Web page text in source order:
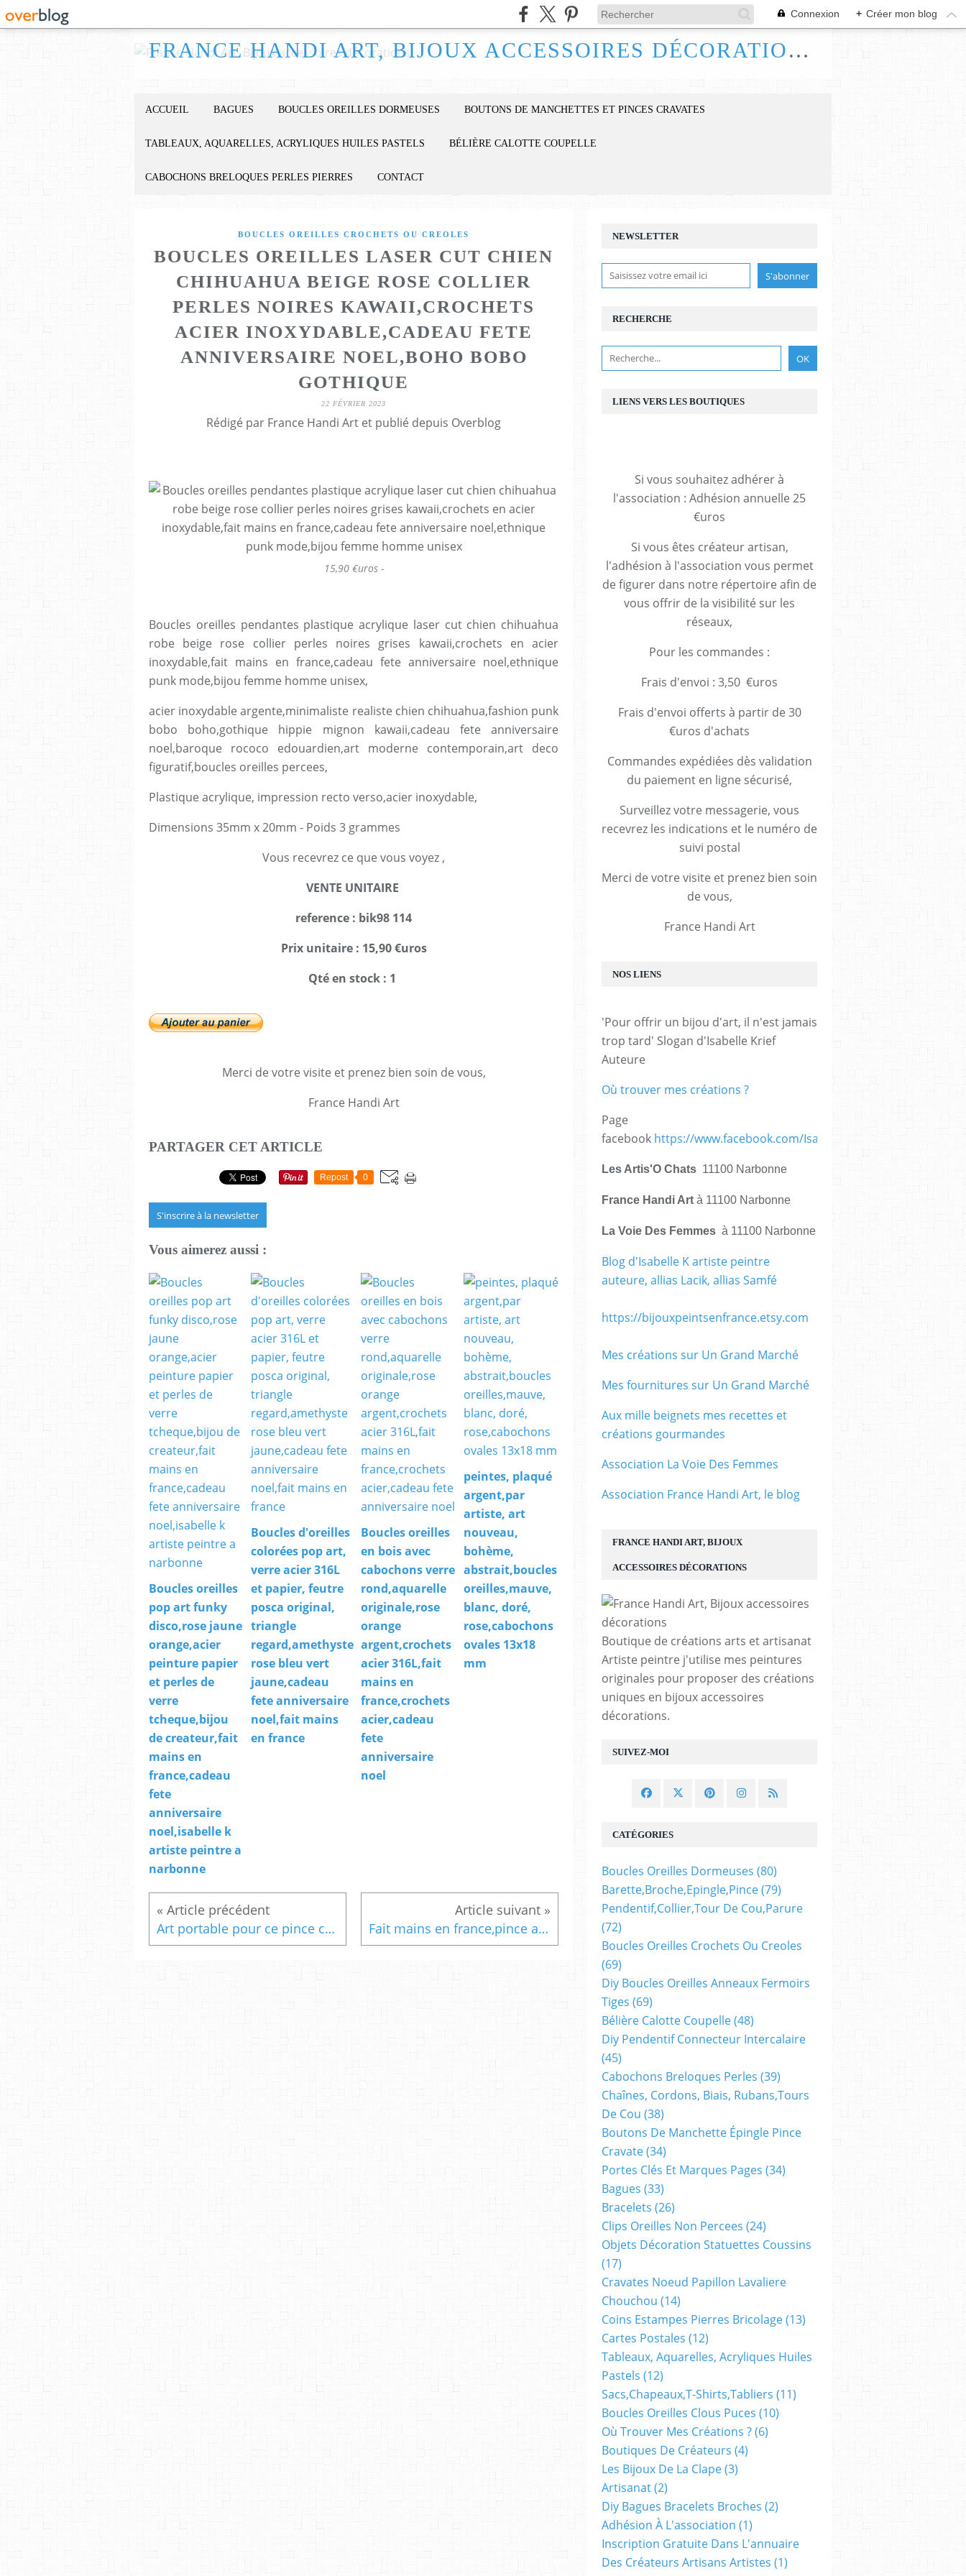
Connexion + Créer mon blog
FRANCE HANDI ART, BIJOUX ACCESSOIRES DÉCORATIONS
ACCUEIL BAGUES BOUCLES OREILLES DORMEUSES BOUTONS DE MANCHETTES ET PINCES CRAVATES
TABLEAUX, AQUARELLES, ACRYLIQUES HUILES PASTELS BÉLIÈRE CALOTTE COUPELLE
CABOCHONS BRELOQUES PERLES PIERRES CONTACT
BOUCLES OREILLES CROCHETS OU CREOLES
BOUCLES OREILLES LASER CUT CHIEN
CHIHUAHUA BEIGE ROSE COLLIER
PERLES NOIRES KAWAII,CROCHETS
ACIER INOXYDABLE,CADEAU FETE
ANNIVERSAIRE NOEL,BOHO BOBO
GOTHIQUE
22 FÉVRIER 2023
Rédigé par France Handi Art et publié depuis Overblog
15,90 €uros -
Boucles oreilles pendantes plastique acrylique laser cut chien chihuahua
robe beige rose collier perles noires grises kawaii,crochets en acier
inoxydable,fait mains en france,cadeau fete anniversaire noel,ethnique
punk mode,bijou femme homme unisex,
acier inoxydable argente,minimaliste realiste chien chihuahua,fashion punk
bobo boho,gothique hippie mignon kawaii,cadeau fete anniversaire
noel,baroque rococo edouardien,art moderne contemporain,art deco
figuratif,boucles oreilles percees,
Plastique acrylique, impression recto verso,acier inoxydable,
Dimensions 35mm x 20mm - Poids 3 grammes
Vous recevrez ce que vous voyez ,
VENTE UNITAIRE
reference : bik98 114
Prix unitaire : 15,90 €uros
Qté en stock : 1
Merci de votre visite et prenez bien soin de vous,
France Handi Art
PARTAGER CET ARTICLE
Repost 0
S'inscrire à la newsletter
Vous aimerez aussi :
Boucles oreilles
pop art funky
disco,rose jaune
orange,acier
peinture papier
et perles de
verre
tcheque,bijou
de createur,fait
mains en
france,cadeau
fete
anniversaire
noel,isabelle k
artiste peintre a
narbonne
Boucles d'oreilles
colorées pop art,
verre acier 316L
et papier, feutre
posca original,
triangle
regard,amethyste
rose bleu vert
jaune,cadeau
fete anniversaire
noel,fait mains
en france
Boucles oreilles
en bois avec
cabochons verre
rond,aquarelle
originale,rose
orange
argent,crochets
acier 316L,fait
mains en
france,crochets
acier,cadeau
fete
anniversaire
noel
peintes, plaqué
argent,par
artiste, art
nouveau,
bohème,
abstrait,boucles
oreilles,mauve,
blanc, doré,
rose,cabochons
ovales 13x18
mm
Art portable pour ce pince cravate en laiton bronze et son cabochon rond en verre peint,fantastique abstrait surrealiste, jaune dore nacre blanc,cadeau fete anniversaire noel,st valentin fete des peres,accessoire costume Fait mains en france,pince a cheveux laiton bronze avec cabochon rond 12mm amethyste violet,pierre precieuse fine,accessoire cheveux chapeaux cravate,cadeau fete anniversaire noel,lithothérapie énergie chakra,astrologie vierge verseau sagittaire poissons capricorne
NEWSLETTER
SUIVEZ-MOI
RECHERCHE
FRANCE HANDI ART, BIJOUX
ACCESSOIRES DÉCORATIONS
Boutique de créations arts et artisanat
Artiste peintre j'utilise mes peintures
originales pour proposer des créations
uniques en bijoux accessoires
décorations.
CATÉGORIES
Boucles Oreilles Dormeuses (80)
Barette,broche,epingle,pince(79)
Pendentif,collier,tour De Cou,parure
(72)
Boucles Oreilles Crochets Ou Creoles
(69)
Diy Boucles Oreilles Anneaux Fermoirs
Tiges (69)
Bélière Calotte Coupelle(48)
Diy Pendentif Connecteur Intercalaire
(45)
Cabochons Breloques Perles (39)
Chaînes, Cordons, Biais, Rubans,tours
De Cou (38)
Boutons De Manchette Épingle Pince
Cravate(34)
Portes Clés Et Marques Pages (34)
Bagues (33)
Bracelets (26)
Clips Oreilles Non Percees (24)
Objets Décoration Statuettes Coussins
(17)
Cravates Noeud Papillon Lavaliere
Chouchou (14)
Coins Estampes Pierres Bricolage(13)
Cartes Postales (12)
Tableaux, Aquarelles, Acryliques Huiles
Pastels (12)
Sacs,chapeaux,t-Shirts,tabliers (11)
Boucles Oreilles Clous Puces (10)
Où Trouver Mes Créations ?(6)
Boutiques De Créateurs (4)
Les Bijoux De La Clape(3)
Artisanat(2)
Diy Bagues Bracelets Broches (2)
Adhésion À L'association (1)
Inscription Gratuite Dans L'annuaire
Des Créateurs Artisans Artistes (1)
LIENS VERS LES BOUTIQUES
Si vous souhaitez adhérer à
l'association : Adhésion annuelle 25
€uros
Si vous êtes créateur artisan,
l'adhésion à l'association vous permet
de figurer dans notre répertoire afin de
vous offrir de la visibilité sur les
réseaux,
Pour les commandes :
Frais d'envoi : 3,50 €uros
Frais d'envoi offerts à partir de 30
€uros d'achats
Commandes expédiées dès validation
du paiement en ligne sécurisé,
Surveillez votre messagerie, vous
recevrez les indications et le numéro de
suivi postal
Merci de votre visite et prenez bien soin
de vous,
France Handi Art
NOS LIENS
'Pour offrir un bijou d'art, il n'est jamais
trop tard' Slogan d'Isabelle Krief
Auteure
Où trouver mes créations ?
Page
facebook https://www.facebook.com/IsabelleKrief.ArtistePeintre/
Les Artis'O Chats 11100 Narbonne
France Handi Art à 11100 Narbonne
La Voie Des Femmes à 11100 Narbonne
Blog d'Isabelle K artiste peintre
auteure, allias Lacik, allias Samfé
https://bijouxpeintsenfrance.etsy.com
Mes créations sur Un Grand Marché
Mes fournitures sur Un Grand Marché
Aux mille beignets mes recettes et
créations gourmandes
Association La Voie Des Femmes
Association France Handi Art, le blog